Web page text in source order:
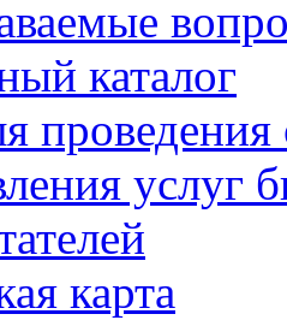
каталог
проведения
услуг
карта